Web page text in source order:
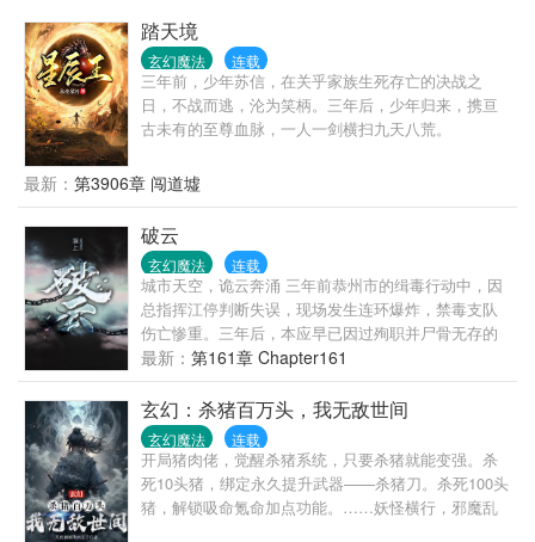
踏天境
玄幻魔法 连载
三年前，少年苏信，在关乎家族生死存亡的决战之
日，不战而逃，沦为笑柄。三年后，少年归来，携亘
古未有的至尊血脉，一人一剑横扫九天八荒。
最新： 第3906章 闯道墟
破云
玄幻魔法 连载
城市天空，诡云奔涌 三年前恭州市的缉毒行动中，因
总指挥江停判断失误，现场发生连环爆炸，禁毒支队
伤亡惨重。三年后，本应早已因过殉职并尸骨无存的
江停，竟奇迹般从植物人状态下醒来了。 英魂不得安
息，他必须从地狱重返人间，倾其所有来还原血腥离
奇的真相。 现代都市刑侦，英俊潇洒十项全能进可百
米狙人头退可徒手拆炸|弹没事就爱装个逼的攻&因为
反正随时准备完蛋所以不管发生什么事都很淡定的受
正常每周更六休一，HE
最新： 第161章 Chapter161
玄幻：杀猪百万头，我无敌世间
玄幻魔法 连载
开局猪肉佬，觉醒杀猪系统，只要杀猪就能变强。杀
死10头猪，绑定永久提升武器——杀猪刀。杀死100头
猪，解锁吸命氪命加点功能。……妖怪横行，邪魔乱